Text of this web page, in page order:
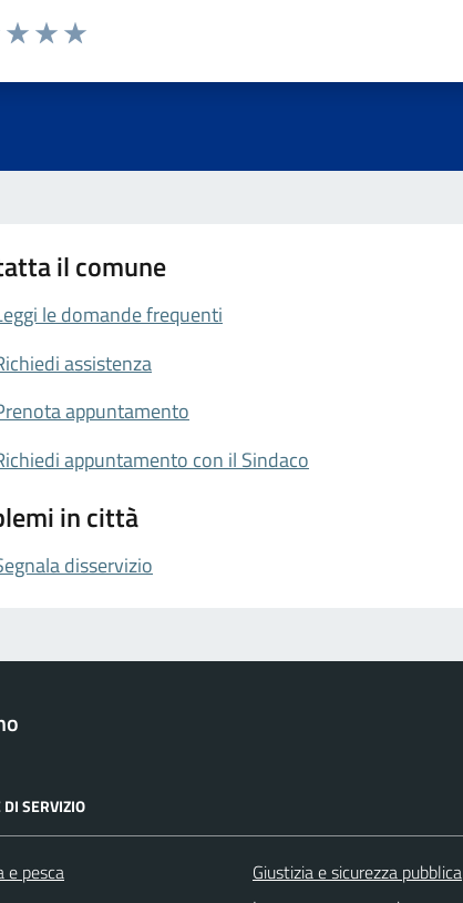
1 a 5 stelle la pagina
il comune
le domande frequenti
assistenza
appuntamento
appuntamento con il Sindaco
in città
disservizio
DI SERVIZIO
e pesca
Giustizia e sicurezza pubblica